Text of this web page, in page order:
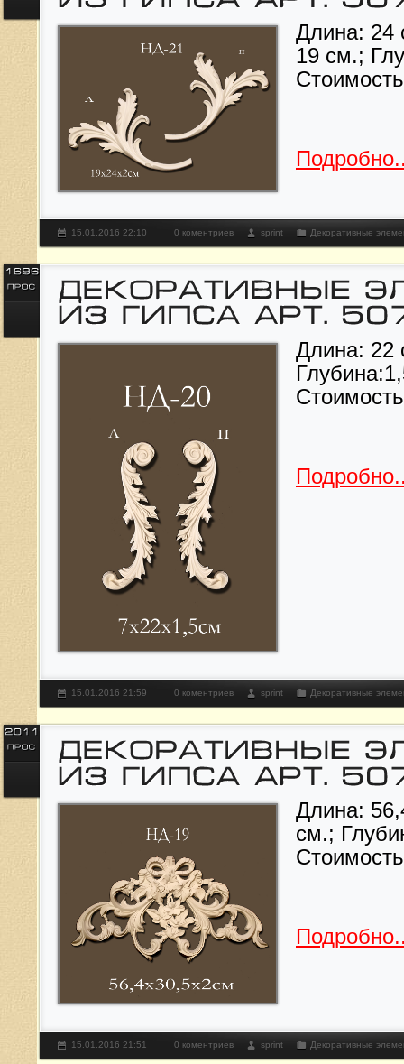
Длина: 24
19 см.;
15.01.2016 22:10 0 коментриев sprint Декоративные
Длина: 22
15.01.2016 21:59 0 коментриев sprint Декоративные
Длина:
см.;
15.01.2016 21:51 0 коментриев sprint Декоративные